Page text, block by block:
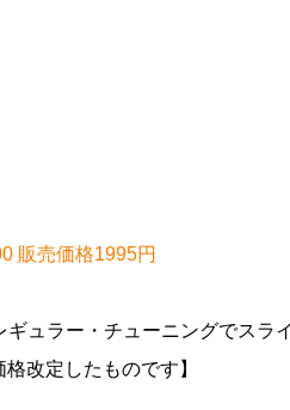
販売価格1995円
ュラー・チューニングでスラ
改定したものです】